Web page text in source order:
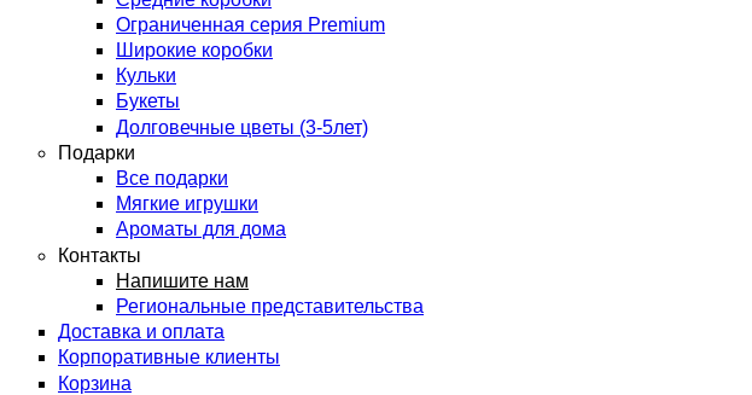
Ограниченная серия Premium
Широкие коробки
Кульки
Букеты
Долговечные цветы (3-5лет)
Подарки
Все подарки
Мягкие игрушки
Ароматы для дома
Контакты
Напишите нам
Региональные представительства
Доставка и оплата
Корпоративные клиенты
Корзина